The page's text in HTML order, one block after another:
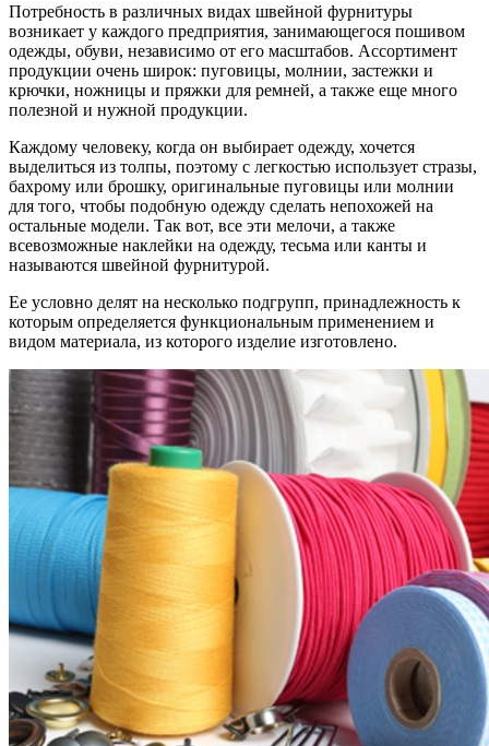
Потребность в различных видах швейной фурнитуры
возникает у каждого предприятия, занимающегося пошивом
одежды, обуви, независимо от его масштабов. Ассортимент
продукции очень широк: пуговицы, молнии, застежки и
крючки, ножницы и пряжки для ремней, а также еще много
полезной и нужной продукции.
Каждому человеку, когда он выбирает одежду, хочется
выделиться из толпы, поэтому с легкостью использует стразы,
бахрому или брошку, оригинальные пуговицы или молнии
для того, чтобы подобную одежду сделать непохожей на
остальные модели. Так вот, все эти мелочи, а также
всевозможные наклейки на одежду, тесьма или канты и
называются швейной фурнитурой.
Ее условно делят на несколько подгрупп, принадлежность к
которым определяется функциональным применением и
видом материала, из которого изделие изготовлено.